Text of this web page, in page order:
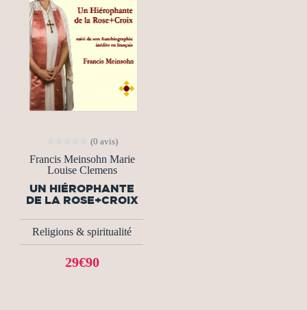
(0 avis)
Francis Meinsohn Marie
Louise Clemens
UN HIÉROPHANTE
DE LA ROSE+CROIX
Religions & spiritualité
29€90